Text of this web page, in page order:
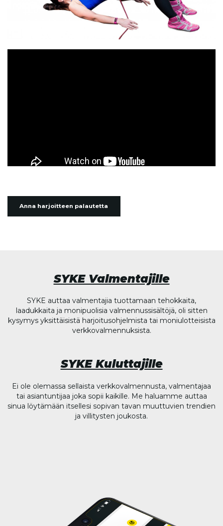
Anna harjoitteen palautetta
SYKE Valmentajille
SYKE auttaa valmentajia tuottamaan tehokkaita,
laadukkaita ja monipuolisia valmennussisältöjä, oli sitten
kysymys yksittäisistä harjoitusohjelmista tai moniulotteisista
verkkovalmennuksista.
SYKE Kuluttajille
Ei ole olemassa sellaista verkkovalmennusta, valmentajaa
tai asiantuntijaa joka sopii kaikille. Me haluamme auttaa
sinua löytämään itsellesi sopivan tavan muuttuvien trendien
ja villitysten joukosta.